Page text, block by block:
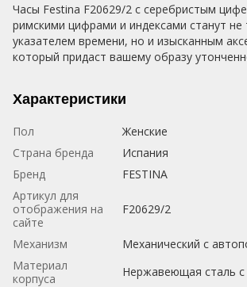
Часы Festina F20629/2 с серебристым
римскими цифрами и индексами станут
указателем времени, но и изысканным
который придаст вашему образу
Характеристики
Пол
Женские
Страна бренда
Испания
Бренд
FESTINA
Артикул для
отображения на
сайте
F20629/2
Механизм
Механический с
Материал
корпуса
Нержавеющая сталь с